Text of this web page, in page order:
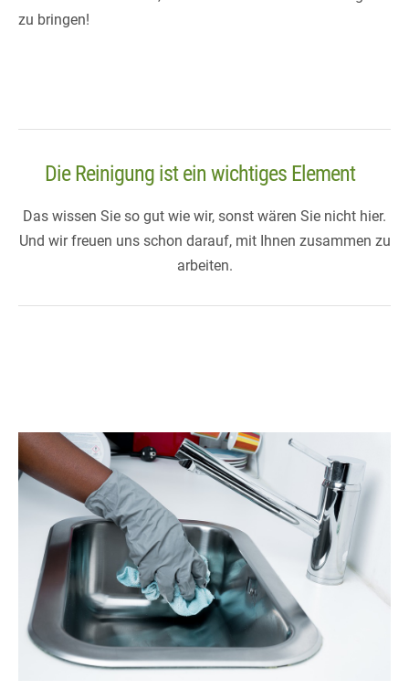
zu bringen!
Die Reinigung ist ein wichtiges Element
Das wissen Sie so gut wie wir, sonst wären Sie nicht hier.
Und wir freuen uns schon darauf, mit Ihnen zusammen zu
arbeiten.